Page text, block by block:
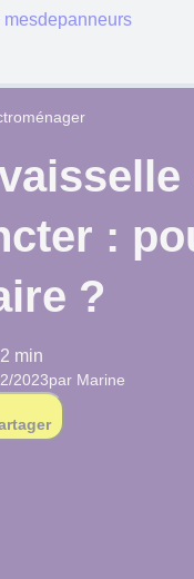
:
?
min
2023par Marine